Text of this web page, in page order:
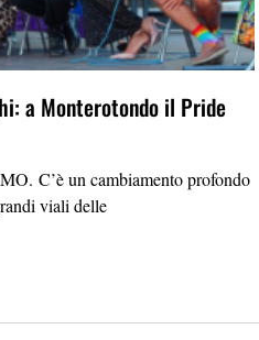
a Monterotondo il Pride
C’è un cambiamento profondo
viali delle